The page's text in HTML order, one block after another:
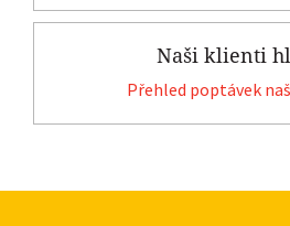
Naši klienti
Přehled poptávek